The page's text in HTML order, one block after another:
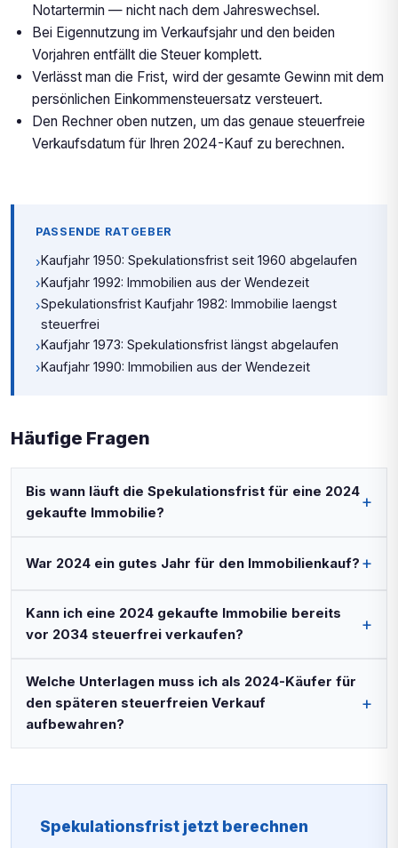
Notartermin — nicht nach dem Jahreswechsel.
Bei Eigennutzung im Verkaufsjahr und den beiden
Vorjahren entfällt die Steuer komplett.
Verlässt man die Frist, wird der gesamte Gewinn mit dem
persönlichen Einkommensteuersatz versteuert.
Den Rechner oben nutzen, um das genaue steuerfreie
Verkaufsdatum für Ihren 2024-Kauf zu berechnen.
PASSENDE RATGEBER
›Kaufjahr 1950: Spekulationsfrist seit 1960 abgelaufen
›Kaufjahr 1992: Immobilien aus der Wendezeit
›Spekulationsfrist Kaufjahr 1982: Immobilie laengst
steuerfrei
›Kaufjahr 1973: Spekulationsfrist längst abgelaufen
›Kaufjahr 1990: Immobilien aus der Wendezeit
Häufige Fragen
Bis wann läuft die Spekulationsfrist für eine 2024
gekaufte Immobilie?
War 2024 ein gutes Jahr für den Immobilienkauf?
Kann ich eine 2024 gekaufte Immobilie bereits
vor 2034 steuerfrei verkaufen?
Welche Unterlagen muss ich als 2024-Käufer für
den späteren steuerfreien Verkauf
aufbewahren?
Spekulationsfrist jetzt berechnen